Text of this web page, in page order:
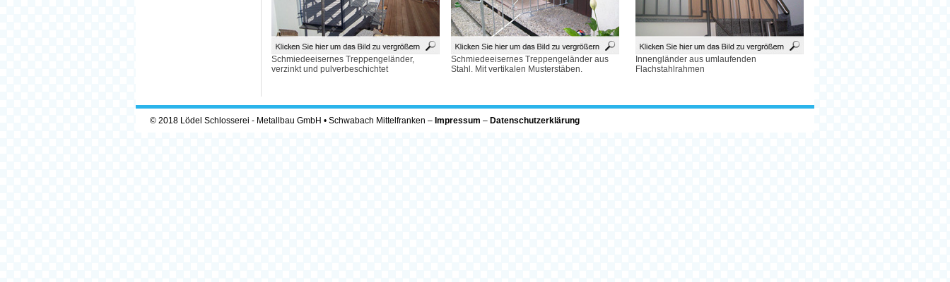
Schmiedeeisernes Treppengeländer,
verzinkt und pulverbeschichtet
Schmiedeeisernes Treppengeländer aus
Stahl. Mit vertikalen Musterstäben.
Innengländer aus umlaufenden
Flachstahlrahmen
© 2018 Lödel Schlosserei - Metallbau GmbH • Schwabach Mittelfranken – Impressum – Datenschutzerklärung